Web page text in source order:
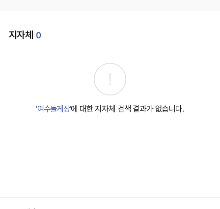
지자체 0
'여수돌게장'에 대한 지자체 검색 결과가 없습니다.